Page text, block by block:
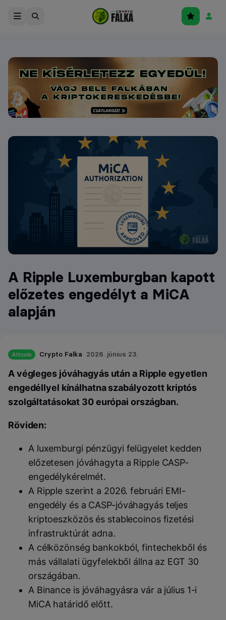
A Ripple Luxemburgban kapott
előzetes engedélyt a MiCA
alapján
Altcoin Crypto Falka 2026. június 23.
A végleges jóváhagyás után a Ripple egyetlen
engedéllyel kínálhatna szabályozott kriptós
szolgáltatásokat 30 európai országban.
Röviden:
A luxemburgi pénzügyi felügyelet kedden
előzetesen jóváhagyta a Ripple CASP-
engedélykérelmét.
A Ripple szerint a 2026. februári EMI-
engedély és a CASP-jóváhagyás teljes
kriptoeszközös és stablecoinos fizetési
infrastruktúrát adna.
A célközönség bankokból, fintechekből és
más vállalati ügyfelekből állna az EGT 30
országában.
A Binance is jóváhagyásra vár a július 1-i
MiCA határidő előtt.